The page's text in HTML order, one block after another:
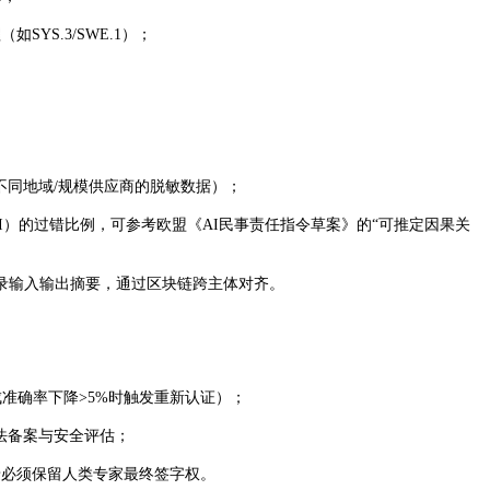
如SYS.3/SWE.1）；
地域/规模供应商的脱敏数据）；
的过错比例，可参考欧盟《AI民事责任指令草案》的“可推定因果关
入输出摘要，通过区块链跨主体对齐。
确率下降>5%时触发重新认证）；
案与安全评估；
须保留人类专家最终签字权。